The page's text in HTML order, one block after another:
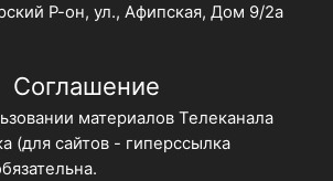
Р-он, ул., Афипская, Дом 9/2а
Соглашение
материалов Телеканала
(для сайтов - гиперссылка